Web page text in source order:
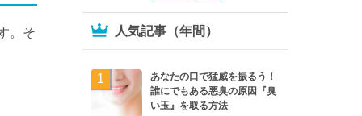
。そ 人気記事（年間）
あなたの口で猛威を振るう！
誰にでもある悪臭の原因『臭
い玉』を取る方法